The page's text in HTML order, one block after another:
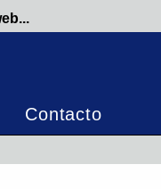
Contacto